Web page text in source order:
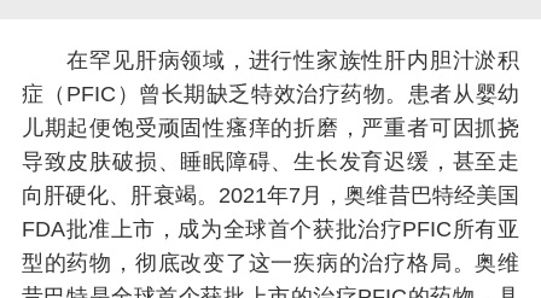
在罕见肝病领域，进行性家族性肝内胆汁淤积
症（PFIC）曾长期缺乏特效治疗药物。患者从婴幼
儿期起便饱受顽固性瘙痒的折磨，严重者可因抓挠
导致皮肤破损、睡眠障碍、生长发育迟缓，甚至走
向肝硬化、肝衰竭。2021年7月，奥维昔巴特经美国
FDA批准上市，成为全球首个获批治疗PFIC所有亚
型的药物，彻底改变了这一疾病的治疗格局。奥维